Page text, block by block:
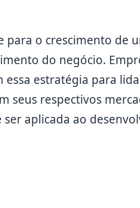
para o crescimento de
do negócio.
estratégia para
seus respectivos
aplicada ao